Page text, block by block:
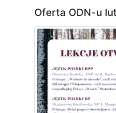
Oferta ODN-u